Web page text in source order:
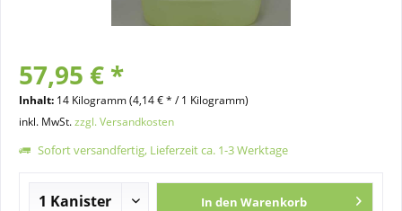
57,95 € *
Inhalt: 14 Kilogramm(4,14 € * / 1 Kilogramm)
inkl. MwSt.zzgl. Versandkosten
Sofort versandfertig, Lieferzeit ca. 1-3 Werktage
In den Warenkorb